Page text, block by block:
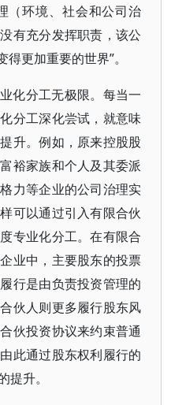
（环境、社会和公司治
有充分发挥职责，该公
更加重要的世界”。
化分工无极限。每当一
分工深化尝试，就意味
升。例如，原来控股股
裕家族和个人及其委派
力等企业的公司治理实
可以通过引入有限合伙
专业化分工。在有限合
业中，主要股东的投票
行是由负责投资管理的
伙人则更多履行股东风
伙投资协议来约束普通
此通过股东权利履行的
升。